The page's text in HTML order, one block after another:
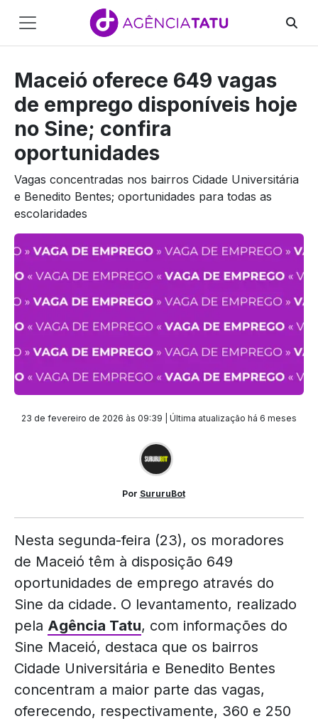
Pular para o conteúdo
Main
Navigation
Maceió oferece 649 vagas
de emprego disponíveis hoje
no Sine; confira
oportunidades
Vagas concentradas nos bairros Cidade Universitária
e Benedito Bentes; oportunidades para todas as
escolaridades
23 de fevereiro de 2026 às 09:39 | Última atualização há 6 meses
Por SururuBot
Nesta segunda-feira (23), os moradores
de Maceió têm à disposição 649
oportunidades de emprego através do
Sine da cidade. O levantamento, realizado
pela Agência Tatu, com informações do
Sine Maceió, destaca que os bairros
Cidade Universitária e Benedito Bentes
concentram a maior parte das vagas,
oferecendo, respectivamente, 360 e 250